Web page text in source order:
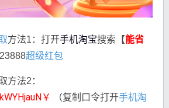
方法1：打开手机淘宝搜索【能省
超级红包
方法2：
￥ （复制口令打开手机淘